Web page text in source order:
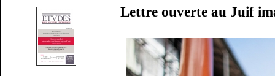
Lettre ouverte au Juif